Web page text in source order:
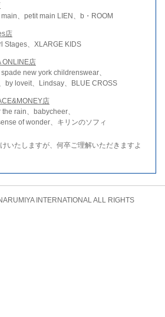
、petit main LIEN、b・ROOM
店
Stages、XLARGE KIDS
ONLINE店
new york childrenswear、
by loveit、Lindsay、BLUE CROSS
店
rain、babycheer、
of wonder、キリンのソフィ
いたしますが、何卒ご理解いただきますよ